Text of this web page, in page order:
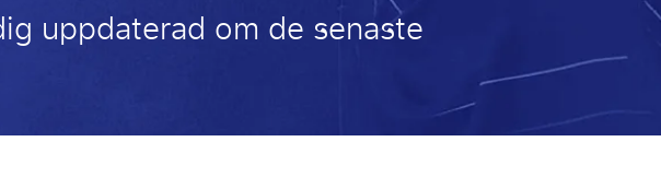
uppdaterad om de senaste